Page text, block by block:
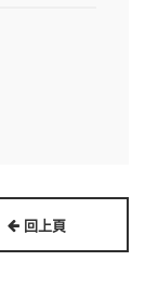
回上頁